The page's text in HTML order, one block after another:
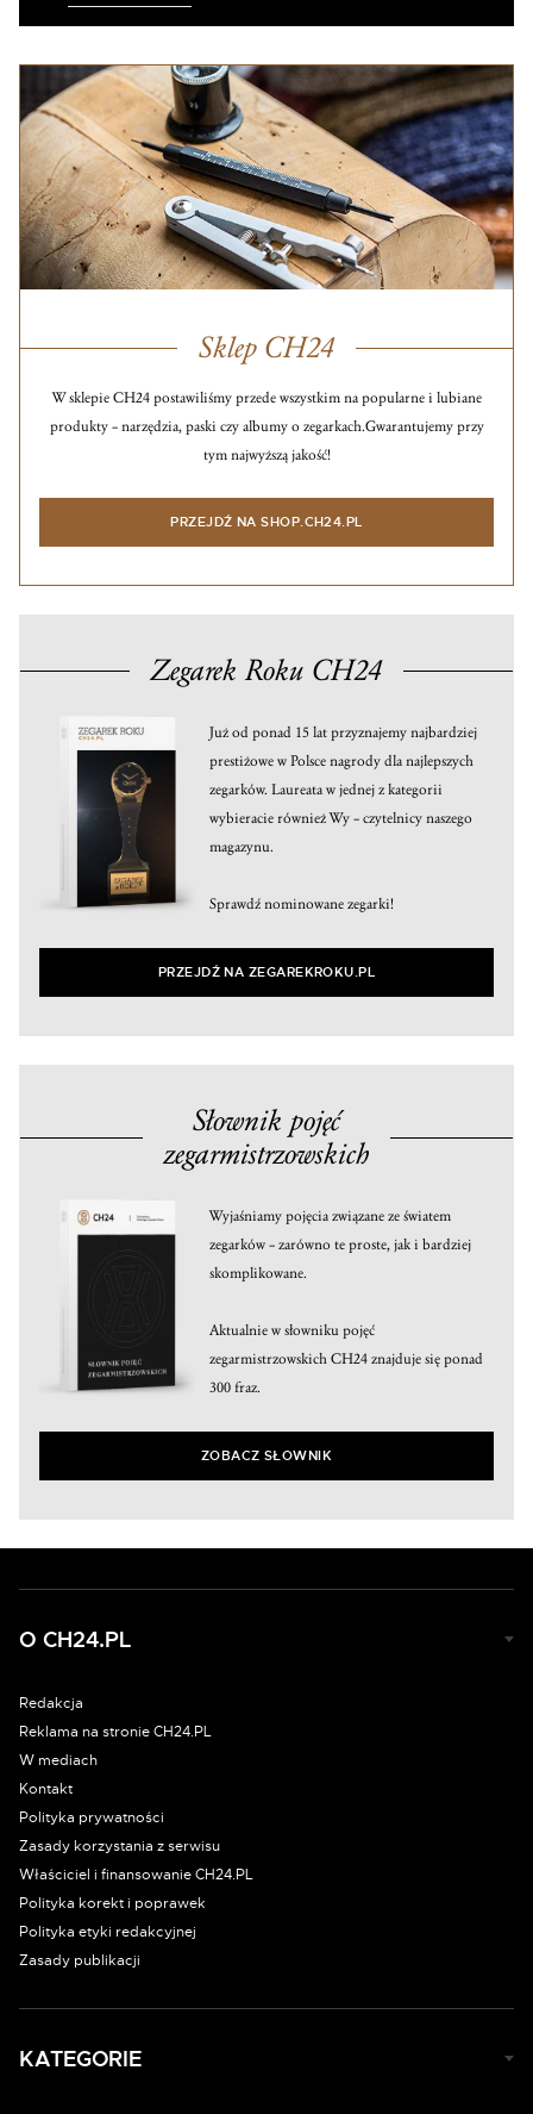
Sklep CH24
W sklepie CH24 postawiliśmy przede wszystkim na popularne i lubiane
produkty – narzędzia, paski czy albumy o zegarkach.Gwarantujemy przy
tym najwyższą jakość!
PRZEJDŹ NA SHOP.CH24.PL
Zegarek Roku CH24
Już od ponad 15 lat przyznajemy najbardziej
prestiżowe w Polsce nagrody dla najlepszych
zegarków. Laureata w jednej z kategorii
wybieracie również Wy – czytelnicy naszego
magazynu.
Sprawdź nominowane zegarki!
PRZEJDŹ NA ZEGAREKROKU.PL
Słownik pojęć
zegarmistrzowskich
Wyjaśniamy pojęcia związane ze światem
zegarków – zarówno te proste, jak i bardziej
skomplikowane.
Aktualnie w słowniku pojęć
zegarmistrzowskich CH24 znajduje się ponad
300 fraz.
ZOBACZ SŁOWNIK
O CH24.PL
Redakcja
Reklama na stronie CH24.PL
W mediach
Kontakt
Polityka prywatności
Zasady korzystania z serwisu
Właściciel i finansowanie CH24.PL
Polityka korekt i poprawek
Polityka etyki redakcyjnej
Zasady publikacji
KATEGORIE